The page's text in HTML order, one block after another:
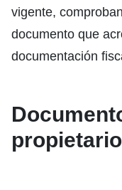
vigente,
documento que
documentación
propietario